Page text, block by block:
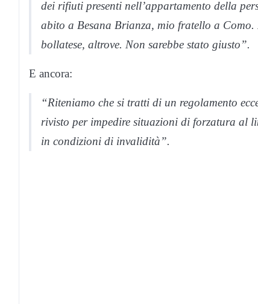
dei rifiuti presenti nell’appartamento della
abito a Besana Brianza, mio fratello a
bollatese, altrove. Non sarebbe stato giusto”.
E ancora:
“Riteniamo che si tratti di un regolamento
rivisto per impedire situazioni di forzatura al
in condizioni di invalidità”.